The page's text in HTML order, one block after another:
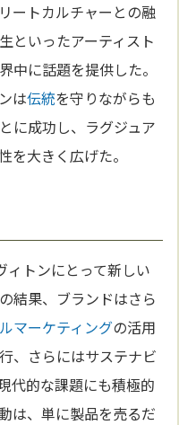
ートカルチャーとの融
といったアーティスト
中に話題を提供した。
は伝統を守りながらも
に成功し、ラグジュア
を大きく広げた。
ィトンにとって新しい
結果、ブランドはさら
マーケティングの活用
、さらにはサステナビ
代的な課題にも積極的
は、単に製品を売るだ